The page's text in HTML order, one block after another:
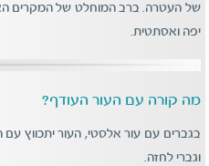
של העטרה. ברב המוחלט של המקרים
יפה ואסתטית.
מה קורה עם העור העודף?
בגברים עם עור אלסטי, העור יתכווץ עם
וגברי לחזה.